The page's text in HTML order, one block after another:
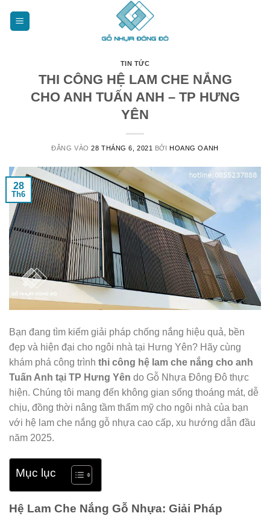
TIN TỨC
THI CÔNG HỆ LAM CHE NẮNG
CHO ANH TUẤN ANH – TP HƯNG
YÊN
ĐĂNG VÀO28 THÁNG 6, 2021 BỞIHOANG OANH
28
Th6
Bạn đang tìm kiếm giải pháp chống nắng hiệu quả, bền
đẹp và hiện đại cho ngôi nhà tại Hưng Yên? Hãy cùng
khám phá công trình thi công hệ lam che nắng cho anh
Tuấn Anh tại TP Hưng Yên do Gỗ Nhựa Đông Đô thực
hiện. Chúng tôi mang đến không gian sống thoáng mát, dễ
chịu, đồng thời nâng tầm thẩm mỹ cho ngôi nhà của bạn
với hệ lam che nắng gỗ nhựa cao cấp, xu hướng dẫn đầu
năm 2025.
Mục lục
Hệ Lam Che Nắng Gỗ Nhựa: Giải Pháp